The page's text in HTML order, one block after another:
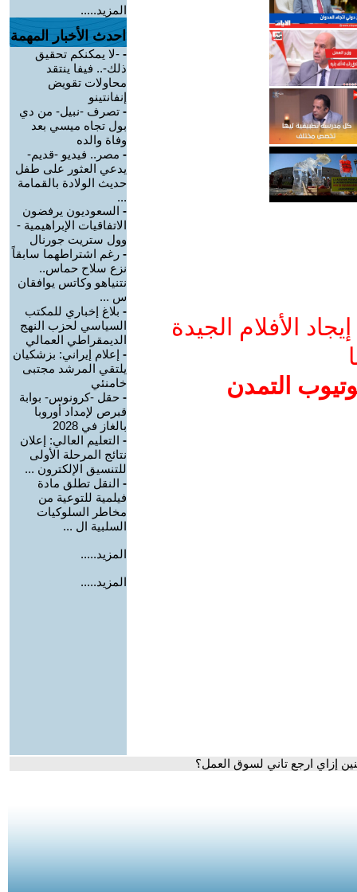
الأفلام الجيدة
التمدن
المزيد.....
احدث الأخبار المهمة
- -لا يمكنكم تحقيق
ذلك-.. فيفا ينتقد
محاولات تقويض
إنفانتينو
- تصرف -نبيل- من دي
بول تجاه ميسي بعد
وفاة والده
- مصر.. فيديو -قديم-
يدعي العثور على طفل
حديث الولادة بالقمامة
...
- السعوديون يرفضون
الاتفاقيات الإبراهيمية -
وول ستريت جورنال
- رغم اشتراطهما سابقاً
نزع سلاح حماس..
نتنياهو وكاتس يوافقان
س ...
- بلاغ إخباري للمكتب
السياسي لحزب النهج
الديمقراطي العمالي
- إعلام إيراني: بزشكيان
يلتقي المرشد مجتبى
خامنئي
- حقل -كرونوس- بوابة
قبرص لإمداد أوروبا
بالغاز في 2028
- التعليم العالي: إعلان
نتائج المرحلة الأولى
للتنسيق الإلكترون ...
- النقل تطلق مادة
فيلمية للتوعية من
مخاطر السلوكيات
السلبية ال ...
المزيد.....
المزيد.....
إزاي ارجع تاني لسوق العمل؟